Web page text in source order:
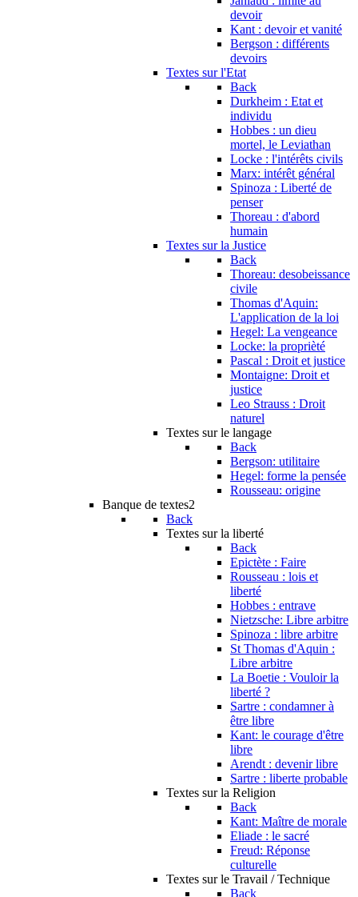
devoir
Kant : devoir et vanité
Bergson : différents
devoirs
Textes sur l'Etat
Back
Durkheim : Etat et
individu
Hobbes : un dieu
mortel, le Leviathan
Locke : l'intérêts civils
Marx: intérêt général
Spinoza : Liberté de
penser
Thoreau : d'abord
humain
Textes sur la Justice
Back
Thoreau: desobeissance
civile
Thomas d'Aquin:
L'application de la loi
Hegel: La vengeance
Locke: la proprièté
Pascal : Droit et justice
Montaigne: Droit et
justice
Leo Strauss : Droit
naturel
Textes sur le langage
Back
Bergson: utilitaire
Hegel: forme la pensée
Rousseau: origine
Banque de textes2
Back
Textes sur la liberté
Back
Epictète : Faire
Rousseau : lois et
liberté
Hobbes : entrave
Nietzsche: Libre arbitre
Spinoza : libre arbitre
St Thomas d'Aquin :
Libre arbitre
La Boetie : Vouloir la
liberté ?
Sartre : condamner à
être libre
Kant: le courage d'être
libre
Arendt : devenir libre
Sartre : liberte probable
Textes sur la Religion
Back
Kant: Maître de morale
Eliade : le sacré
Freud: Réponse
culturelle
Textes sur le Travail / Technique
Back